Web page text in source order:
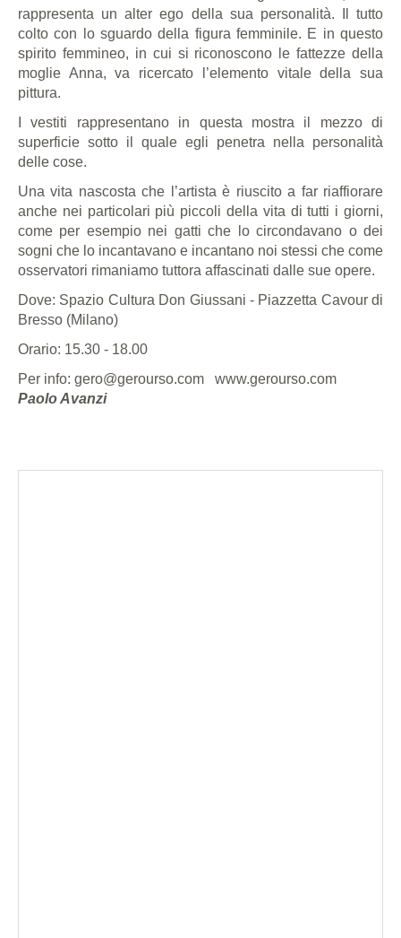
rappresenta un alter ego della sua personalità. Il tutto
colto con lo sguardo della figura femminile. E in questo
spirito femmineo, in cui si riconoscono le fattezze della
moglie Anna, va ricercato l’elemento vitale della sua
pittura.
I vestiti rappresentano in questa mostra il mezzo di
superficie sotto il quale egli penetra nella personalità
delle cose.
Una vita nascosta che l’artista è riuscito a far riaffiorare
anche nei particolari più piccoli della vita di tutti i giorni,
come per esempio nei gatti che lo circondavano o dei
sogni che lo incantavano e incantano noi stessi che come
osservatori rimaniamo tuttora affascinati dalle sue opere.
Dove: Spazio Cultura Don Giussani - Piazzetta Cavour di
Bresso (Milano)
Orario: 15.30 - 18.00
Per info: gero@gerourso.com
www.gerourso.com
Paolo Avanzi